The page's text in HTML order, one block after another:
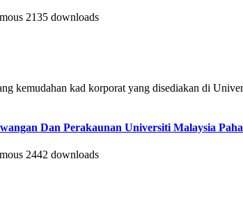
2135 downloads
kemudahan kad korporat yang disediakan di
Dan Perakaunan Universiti Malaysia
2442 downloads